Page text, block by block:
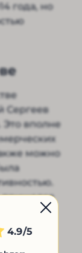
года, но
Сергеев
Это вполне
можно
пришелся
постами
4.9